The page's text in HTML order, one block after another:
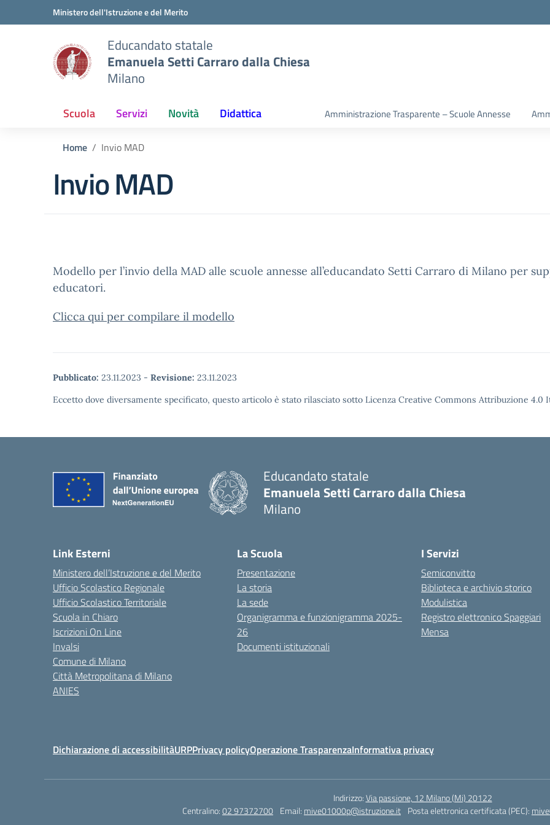
Vai ai contenuti
Vai al menu di navigazioneMinistero dell'Istruzione e del Merito
Educandato statale
Emanuela Setti Carraro dalla Chiesa
Milano
Scuola Servizi Novità Didattica Amministrazione Trasparente – Scuole Annesse
Home Invio MAD
Invio MAD
Modello per l’invio della MAD alle scuole annesse all’educandato Setti Carraro di Milano per
educatori.
Clicca qui per compilare il modello
Pubblicato: 23.11.2023 - Revisione: 23.11.2023
Eccetto dove diversamente specificato, questo articolo è stato rilasciato sotto Licenza Creative Commons Attribuzione 4.0
Educandato statale
Emanuela Setti Carraro dalla Chiesa
Milano
Link Esterni
Ministero dell’Istruzione e del Merito
Ufficio Scolastico Regionale
Ufficio Scolastico Territoriale
Scuola in Chiaro
Iscrizioni On Line
Invalsi
Comune di Milano
Città Metropolitana di Milano
ANIES
La Scuola
Presentazione
La storia
La sede
Organigramma e funzionigramma 2025-
26
Documenti istituzionali
I Servizi
Semiconvitto
Biblioteca e archivio storico
Modulistica
Registro elettronico Spaggiari
Mensa
Dichiarazione di accessibilitàURPPrivacy policyOperazione TrasparenzaInformativa privacy
Indirizzo:Via passione, 12 Milano (Mi) 20122
Centralino:02 97372700 Email: mive01000p@istruzione.it Posta elettronica certificata (PEC):